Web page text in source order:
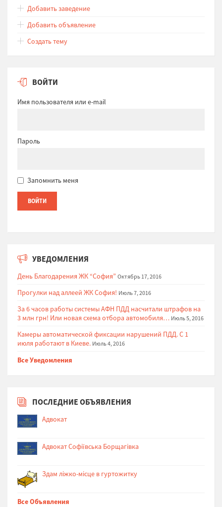
Добавить заведение
Добавить объявление
Создать тему
ВОЙТИ
Имя пользователя или e-mail
Пароль
Запомнить меня
УВЕДОМЛЕНИЯ
День Благодарения ЖК “София” Октябрь 17, 2016
Прогулки над аллеей ЖК София! Июль 7, 2016
За 6 часов работы системы АФН ПДД насчитали штрафов на
3 млн грн! Или новая схема отбора автомобиля… Июль 5, 2016
Камеры автоматической фиксации нарушений ПДД. С 1
июля работают в Киеве. Июль 4, 2016
Все Уведомления
ПОСЛЕДНИЕ ОБЪЯВЛЕНИЯ
Адвокат
Адвокат Софіївська Борщагівка
Здам ліжко-місце в гуртожитку
Все Объявления